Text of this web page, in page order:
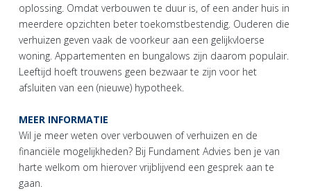
oplossing. Omdat verbouwen te duur is, of een ander huis in
meerdere opzichten beter toekomstbestendig. Ouderen die
verhuizen geven vaak de voorkeur aan een gelijkvloerse
woning. Appartementen en bungalows zijn daarom populair.
Leeftijd hoeft trouwens geen bezwaar te zijn voor het
afsluiten van een (nieuwe) hypotheek.
MEER INFORMATIE
Wil je meer weten over verbouwen of verhuizen en de
financiële mogelijkheden? Bij Fundament Advies ben je van
harte welkom om hierover vrijblijvend een gesprek aan te
gaan.